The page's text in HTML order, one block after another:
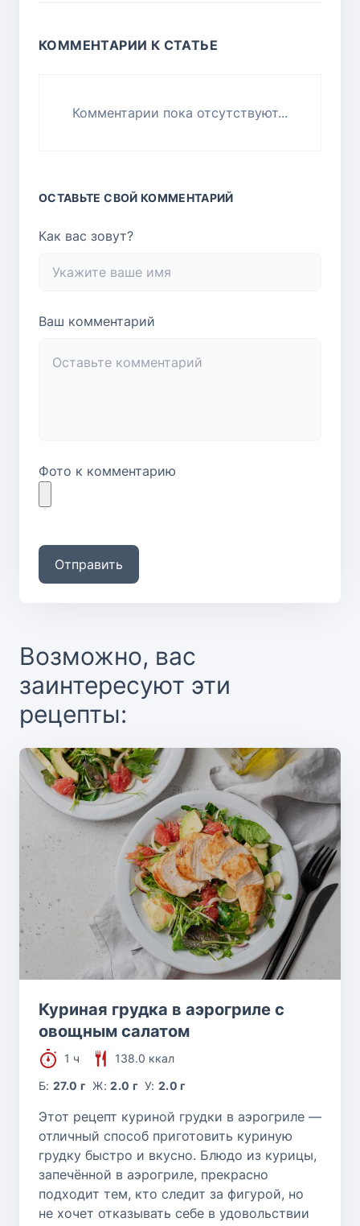
КОММЕНТАРИИ К СТАТЬЕ
Комментарии пока отсутствуют...
ОСТАВЬТЕ СВОЙ КОММЕНТАРИЙ
Как вас зовут?
Ваш комментарий
Фото к комментарию
Отправить
Возможно, вас
заинтересуют эти
рецепты:
Куриная грудка в аэрогриле с
овощным салатом
1 ч
138.0 ккал
Б:27.0 г Ж:2.0 г У:2.0 г
Этот рецепт куриной грудки в аэрогриле —
отличный способ приготовить куриную
грудку быстро и вкусно. Блюдо из курицы,
запечённой в аэрогриле, прекрасно
подходит тем, кто следит за фигурой, но
не хочет отказывать себе в удовольствии